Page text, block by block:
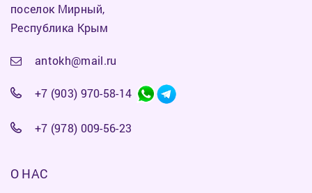
поселок Мирный,
Республика Крым
antokh@mail.ru
+7 (903) 970-58-14
+7 (978) 009-56-23
О НАС